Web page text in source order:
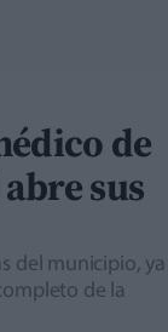
de
sus
del municipio, ya
de la